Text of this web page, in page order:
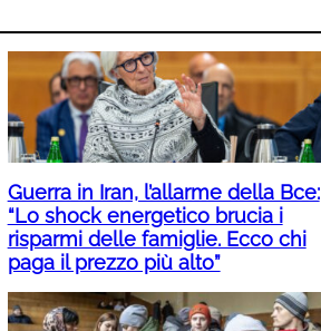
Guerra in Iran, l’allarme della Bce:
“Lo shock energetico brucia i
risparmi delle famiglie. Ecco chi
paga il prezzo più alto”